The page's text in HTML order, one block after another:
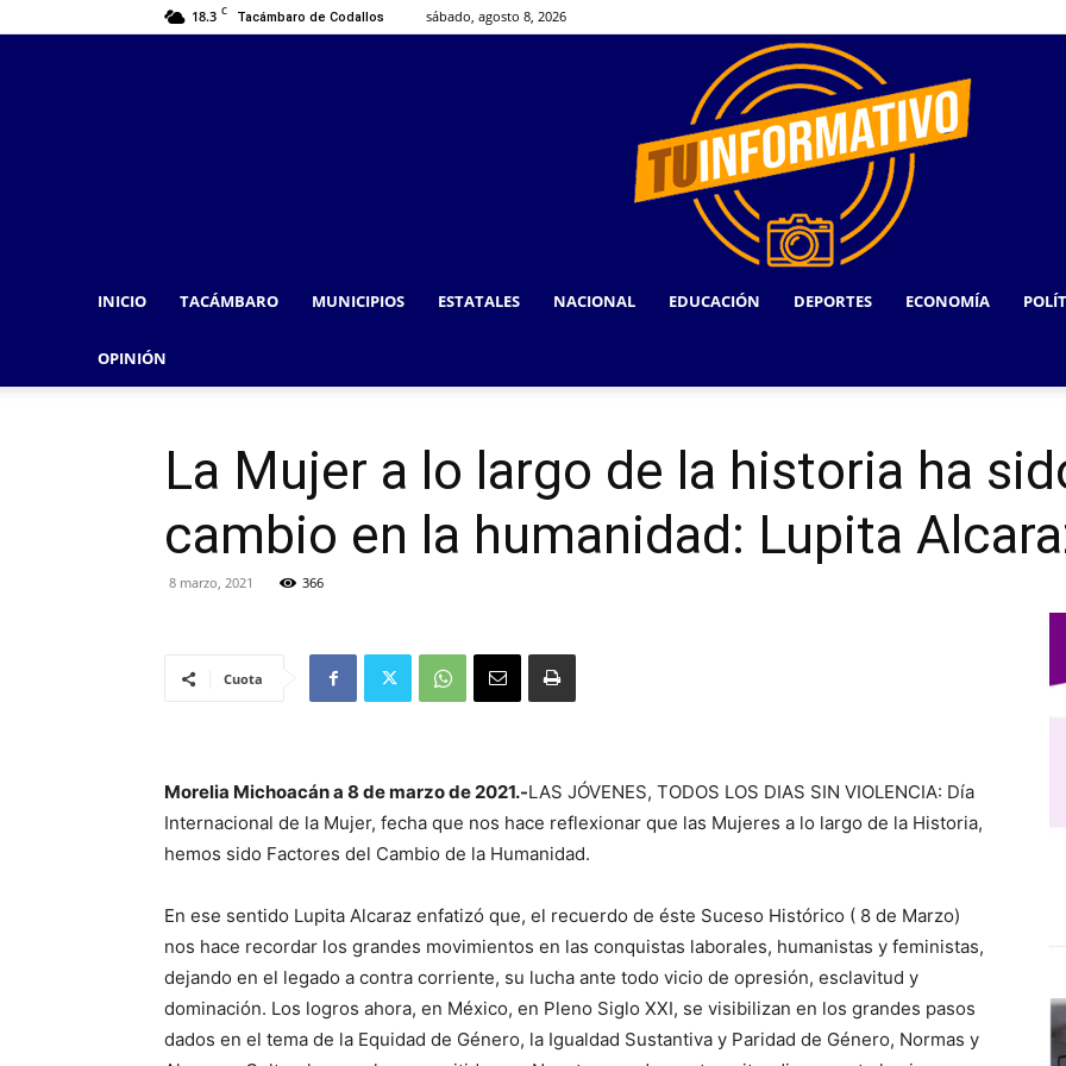
18.3 C Tacámbaro de Codallos sábado, agosto 8, 2026
INICIO TACÁMBARO MUNICIPIOS ESTATALES NACIONAL EDUCACIÓN DEPORTES ECONOMÍA
OPINIÓN
La Mujer a lo largo de la historia ha
cambio en la humanidad: Lupita
8 marzo, 2021 366
Cuota
Morelia Michoacán a 8 de marzo de 2021.-LAS JÓVENES, TODOS LOS DIAS SIN VIOLENCIA: Día
Internacional de la Mujer, fecha que nos hace reflexionar que las Mujeres a lo largo de la Historia,
hemos sido Factores del Cambio de la Humanidad.
En ese sentido Lupita Alcaraz enfatizó que, el recuerdo de éste Suceso Histórico ( 8 de Marzo)
nos hace recordar los grandes movimientos en las conquistas laborales, humanistas y feministas,
dejando en el legado a contra corriente, su lucha ante todo vicio de opresión, esclavitud y
dominación. Los logros ahora, en México, en Pleno Siglo XXI, se visibilizan en los grandes pasos
dados en el tema de la Equidad de Género, la Igualdad Sustantiva y Paridad de Género, Normas y